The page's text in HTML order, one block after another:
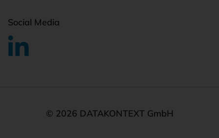
Social Media
© 2026 DATAKONTEXT GmbH